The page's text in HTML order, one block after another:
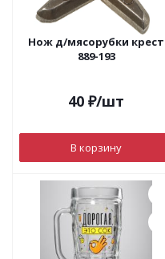
Нож д/мясорубки крест
889-193
40 ₽/шт
В корзину